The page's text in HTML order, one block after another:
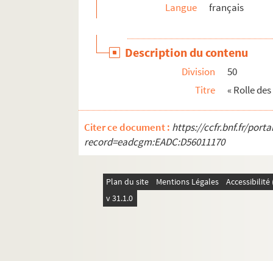
Langue
français
Description du contenu
Division
50
Titre
« Rolle
Citer ce document : https://ccfr.bnf.fr/
record=eadcgm:EADC:D56011170
Plan du site Mentions Légales
v 31.1.0